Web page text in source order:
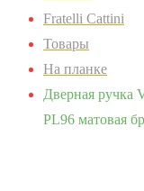
Fratelli Cattini
Товары
На планке
Дверная ручка
PL96 матовая